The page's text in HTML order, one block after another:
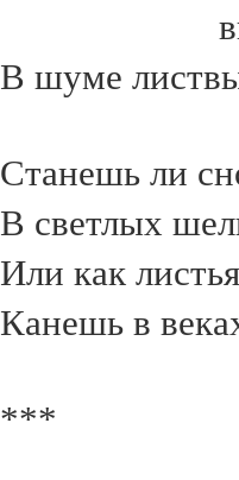
В шуме
Станешь ли
В светлых
Или как
Канешь в
***